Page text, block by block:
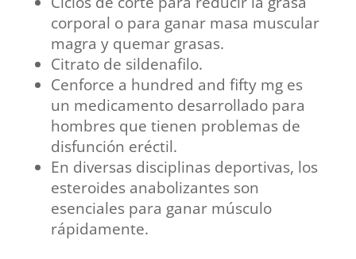
corporal o para ganar masa muscular
magra y quemar grasas.
Citrato de sildenafilo.
Cenforce a hundred and fifty mg es
un medicamento desarrollado para
hombres que tienen problemas de
disfunción eréctil.
En diversas disciplinas deportivas, los
esteroides anabolizantes son
esenciales para ganar músculo
rápidamente.